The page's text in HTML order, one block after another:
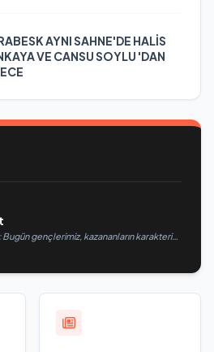
AYNI SAHNE'DE HALİS
VE CANSU SOYLU 'DAN
gençlerimiz, kazananların karakterini